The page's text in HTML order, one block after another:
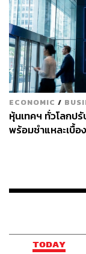
TAGS: Facebook
ECONOMIC /
หุ้นเทคฯ ทั่วโลกป
พร้อมชำแหละเบื้
TODAY